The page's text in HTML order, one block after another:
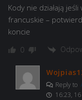
Kody nie działają
francuskie –
koncie
0
Reply to
16:23,